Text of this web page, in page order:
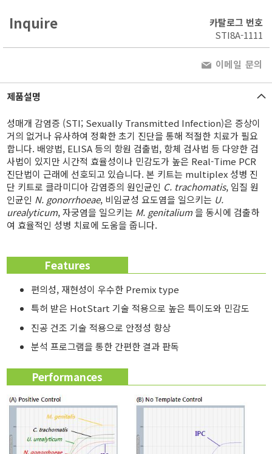
Inquire
카탈로그 번호
STI8A-1111
이메일 문의
제품설명
성매개 감염증 (STI; Sexually Transmitted Infection)은 증상이
거의 없거나 유사하여 정확한 초기 진단을 통해 적절한 치료가 필요
합니다. 배양법, ELISA 등의 항원 검출법, 항체 검사법 등 다양한 검
사법이 있지만 시간적 효율성이나 민감도가 높은 Real-Time PCR
진단법이 근래에 선호되고 있습니다. 본 키트는 multiplex 성병 진
단 키트로 클라미디아 감염증의 원인균인 C. trachomatis, 임질 원
인균인 N. gonorrhoeae, 비임균성 요도염을 일으키는 U.
urealyticum, 자궁염을 일으키는 M. genitalium을 동시에 검출하
여 효율적인 성병 치료에 도움을 줍니다.
Features
편의성, 재현성이 우수한 Premix type
특허 받은 HotStart 기술 적용으로 높은 특이도와 민감도
진공 건조 기술 적용으로 안정성 향상
분석 프로그램을 통한 간편한 결과 판독
Performances